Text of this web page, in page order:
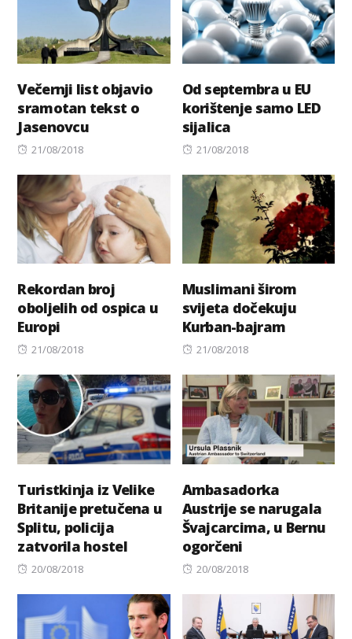
Večernji list objavio
sramotan tekst o
Jasenovcu
Posted
21/08/2018
Od septembra u EU
korištenje samo LED
sijalica
Posted
21/08/2018
Rekordan broj
oboljelih od ospica u
Europi
Posted
21/08/2018
Muslimani širom
svijeta dočekuju
Kurban-bajram
Posted
21/08/2018
Turistkinja iz Velike
Britanije pretučena u
Splitu, policija
zatvorila hostel
Posted
20/08/2018
Ambasadorka
Austrije se narugala
Švajcarcima, u Bernu
ogorčeni
Posted
20/08/2018